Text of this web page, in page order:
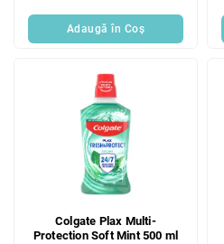
Adaugă în Coş
Colgate Plax Multi-
Protection Soft Mint 500 ml